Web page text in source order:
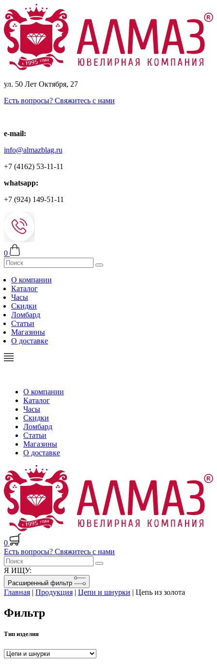
ул. 50 Лет Октября, 27
Есть вопросы? Свяжитесь с нами
e-mail:
info@almazblag.ru
+7 (4162) 53-11-11
whatsapp:
+7 (924) 149-51-11
0
О компании
Каталог
Часы
Скидки
Ломбард
Статьи
Магазины
О доставке
О компании
Каталог
Часы
Скидки
Ломбард
Статьи
Магазины
О доставке
0
Есть вопросы? Свяжитесь с нами
Я ИЩУ:
Расширенный фильтр
Главная | Продукция | Цепи и шнурки | Цепь из золота
Фильтр
Тип изделия